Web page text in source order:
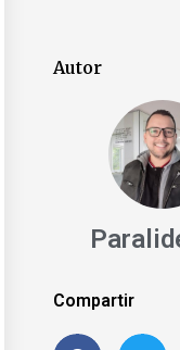
Autor
Compartir